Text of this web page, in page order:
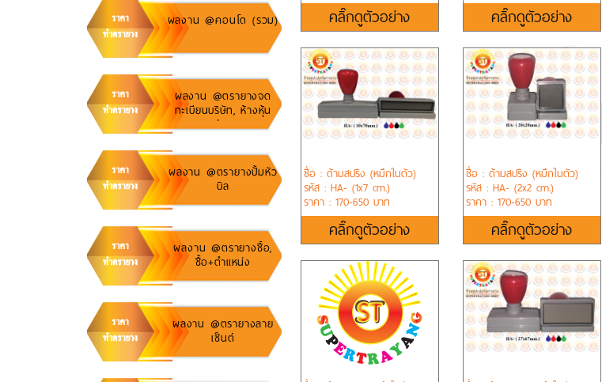
ผลงาน @คอนโด (รวม)
ผลงาน @ตรายางจด
ทะเบียนบริษัท, ห้างหุ้น
ส่วน
ผลงาน @ตรายางปั้มหัว
บิล
ผลงาน @ตรายางชื้อ,
ชื้อ+ตำแหน่ง
ผลงาน @ตรายางลาย
เซ็นต์
คลิ๊กดูตัวอย่าง คลิ๊กดูตัวอย่าง
ชื่อ : ด้ามสปริง (หมึกในตัว)
รหัส : HA- (1x7 cm.)
ราคา : 170-650 บาท
คลิ๊กดูตัวอย่าง
ชื่อ : ด้ามสปริง (หมึกในตัว)
รหัส : HA- (2x2 cm.)
ราคา : 170-650 บาท
คลิ๊กดูตัวอย่าง